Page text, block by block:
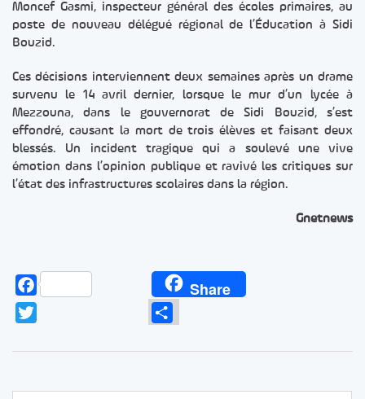
Moncef Gasmi, inspecteur général des écoles primaires, au
poste de nouveau délégué régional de l’Éducation à Sidi
Bouzid.
Ces décisions interviennent deux semaines après un drame
survenu le 14 avril dernier, lorsque le mur d’un lycée à
Mezzouna, dans le gouvernorat de Sidi Bouzid, s’est
effondré, causant la mort de trois élèves et faisant deux
blessés. Un incident tragique qui a soulevé une vive
émotion dans l’opinion publique et ravivé les critiques sur
l’état des infrastructures scolaires dans la région.
Gnetnews
Facebook Share
Partager